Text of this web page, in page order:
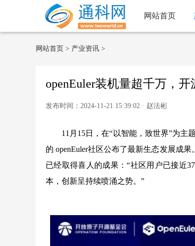
网站首页
网站首页 > 产业资讯 >
openEuler装机量超千万，
发布时间：2024-11-21 15:39:02 · 赵法彬
11月15日，在“以智能，致世界”为主题
的 openEuler社区公布了最新生态发展成
已经取得喜人的成果：“社区用户已接近
本，创新呈持续喷涌之势。”